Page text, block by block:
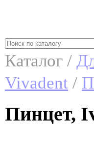
Каталог /
Vivadent /
Пинцет,